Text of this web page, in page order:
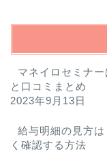
マネイロセミナ
と口コミまとめ
2023年9月13日
給与明細の見方
く確認する方法